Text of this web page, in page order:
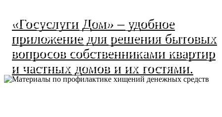
«Госуслуги Дом» – удобное
приложение для решения бытовых
вопросов собственниками квартир
и частных домов и их гостями.